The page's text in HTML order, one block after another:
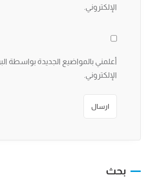
الإلكتروني.
أعلمني بالمواضيع الجديدة بواسطة
الإلكتروني.
بحث